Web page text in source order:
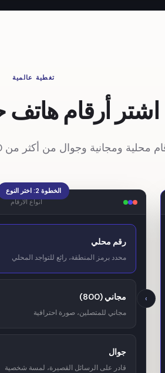
تغطية عالمية
اشتر أرقام هاتف
وجوال من أكثر من 100 دولة. تفعيل فوري بأسعار تنافسية.
الخطوة 2: اختر النوع
أنواع الأرقام
رقم محلي
محدد برمز المنطقة، رائع للتواجد المحلي
مجاني (800)
مجاني للمتصلين، صورة احترافية
جوال
قادر على الرسائل القصيرة، لمسة شخصية
›